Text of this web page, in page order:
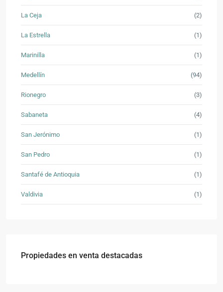
La Ceja (2)
La Estrella (1)
Marinilla (1)
Medellín (94)
Rionegro (3)
Sabaneta (4)
San Jerónimo (1)
San Pedro (1)
Santafé de Antioquia (1)
Valdivia (1)
Propiedades en venta destacadas